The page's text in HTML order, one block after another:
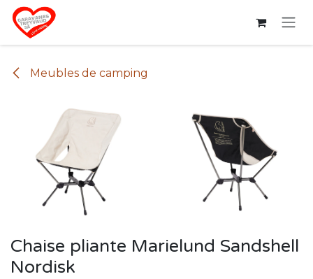
Se rendre au contenu
Meubles de camping
Chaise pliante Marielund Sandshell
Nordisk